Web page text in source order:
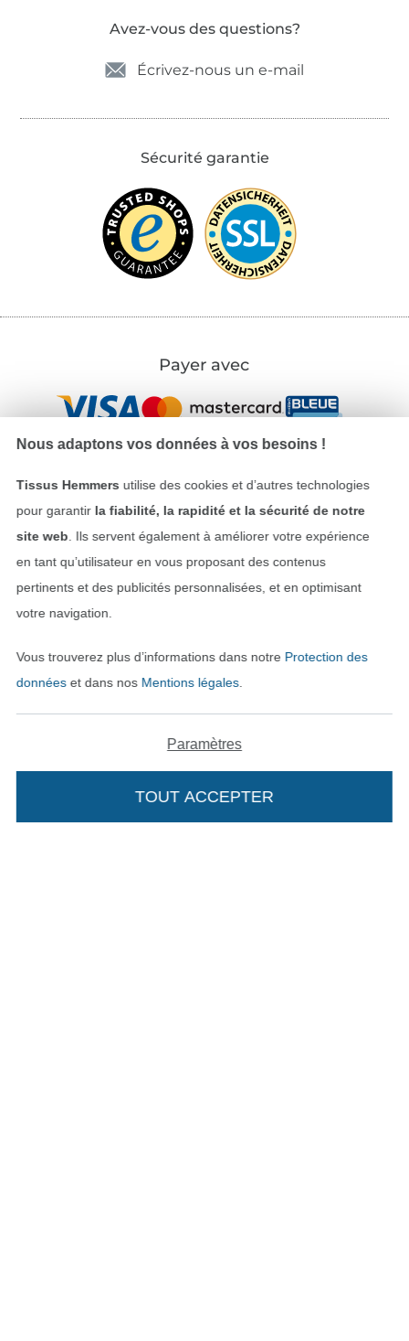
Ajouter à mon panier
Avez-vous des questions?
Écrivez-nous un e-mail
Sécurité garantie
Payer avec
Nos partenaires logistiques
Mentions légales
Protection des données
Droit de rétractation
Nous adaptons vos données à vos besoins !
Tissus Hemmers utilise des cookies et d’autres technologies
pour garantir la fiabilité, la rapidité et la sécurité de notre
site web . Ils servent également à améliorer votre expérience
en tant qu’utilisateur en vous proposant des contenus
pertinents et des publicités personnalisées, et en optimisant
votre navigation.
Vous trouverez plus d’informations dans notre Protection des
donnéeset dans nos Mentions légales.
Paramètres
TOUT ACCEPTER